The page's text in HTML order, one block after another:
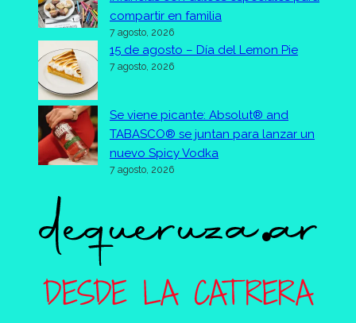
compartir en familia
7 agosto, 2026
15 de agosto – Día del Lemon Pie
7 agosto, 2026
Se viene picante: Absolut® and
TABASCO® se juntan para lanzar un
nuevo Spicy Vodka
7 agosto, 2026